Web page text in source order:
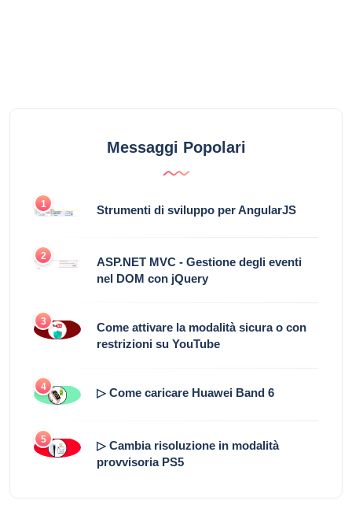
Messaggi Popolari
1 Strumenti di sviluppo per AngularJS
2
ASP.NET MVC - Gestione degli eventi
nel DOM con jQuery
3
Come attivare la modalità sicura o con
restrizioni su YouTube
4 ▷ Come caricare Huawei Band 6
5
▷ Cambia risoluzione in modalità
provvisoria PS5